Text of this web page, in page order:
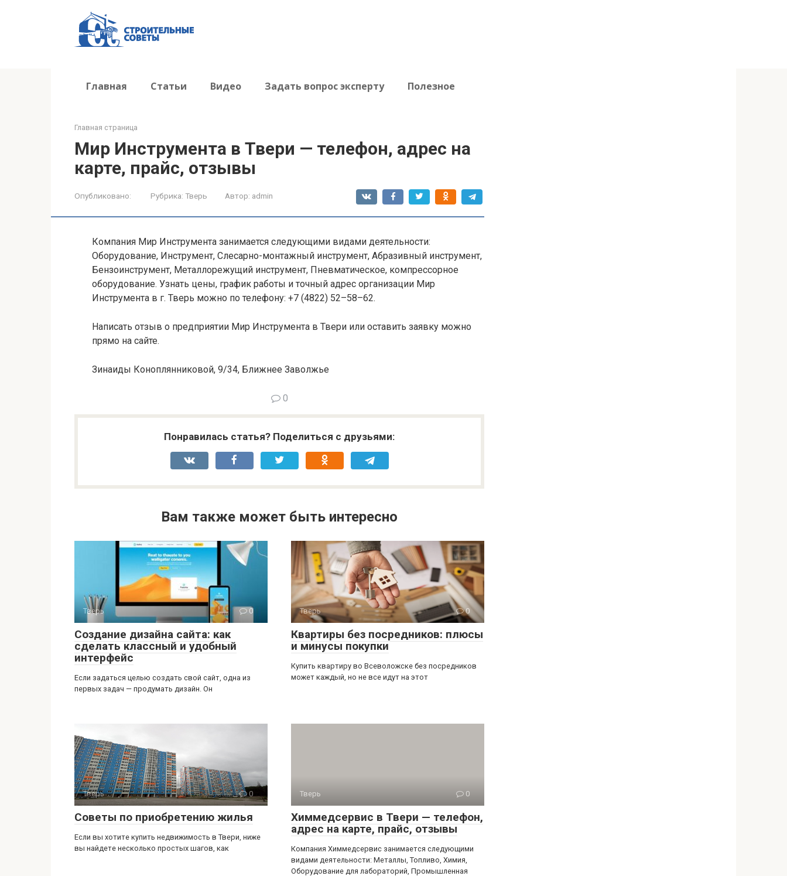
Главная Статьи Видео Задать вопрос эксперту Полезное
Главная страница
Мир Инструмента в Твери — телефон, адрес на
карте, прайс, отзывы
Опубликовано: Рубрика: Тверь Автор: admin
Компания Мир Инструмента занимается следующими видами деятельности:
Оборудование, Инструмент, Слесарно-монтажный инструмент, Абразивный инструмент,
Бензоинструмент, Металлорежущий инструмент, Пневматическое, компрессорное
оборудование. Узнать цены, график работы и точный адрес организации Мир
Инструмента в г. Тверь можно по телефону: +7 (4822) 52–58–62.
Написать отзыв о предприятии Мир Инструмента в Твери или оставить заявку можно
прямо на сайте.
Зинаиды Коноплянниковой, 9/34, Ближнее Заволжье
0
Понравилась статья? Поделиться с друзьями:
Вам также может быть интересно
Тверь 0
Создание дизайна сайта: как
сделать классный и удобный
интерфейс
Если задаться целью создать свой сайт, одна из
первых задач — продумать дизайн. Он
Тверь 0
Квартиры без посредников: плюсы
и минусы покупки
Купить квартиру во Всеволожске без посредников
может каждый, но не все идут на этот
Тверь 0
Советы по приобретению жилья
Если вы хотите купить недвижимость в Твери, ниже
вы найдете несколько простых шагов, как
Тверь 0
Химмедсервис в Твери — телефон,
адрес на карте, прайс, отзывы
Компания Химмедсервис занимается следующими
видами деятельности: Металлы, Топливо, Химия,
Оборудование для лабораторий, Промышленная